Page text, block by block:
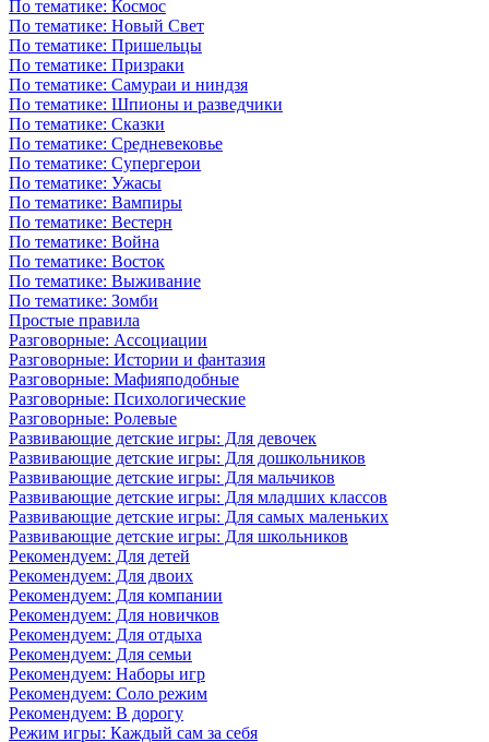
По тематике: Космос
По тематике: Новый Свет
По тематике: Пришельцы
По тематике: Призраки
По тематике: Самураи и ниндзя
По тематике: Шпионы и разведчики
По тематике: Сказки
По тематике: Средневековье
По тематике: Супергерои
По тематике: Ужасы
По тематике: Вампиры
По тематике: Вестерн
По тематике: Война
По тематике: Восток
По тематике: Выживание
По тематике: Зомби
Простые правила
Разговорные: Ассоциации
Разговорные: Истории и фантазия
Разговорные: Мафияподобные
Разговорные: Психологические
Разговорные: Ролевые
Развивающие детские игры: Для девочек
Развивающие детские игры: Для дошкольников
Развивающие детские игры: Для мальчиков
Развивающие детские игры: Для младших классов
Развивающие детские игры: Для самых маленьких
Развивающие детские игры: Для школьников
Рекомендуем: Для детей
Рекомендуем: Для двоих
Рекомендуем: Для компании
Рекомендуем: Для новичков
Рекомендуем: Для отдыха
Рекомендуем: Для семьи
Рекомендуем: Наборы игр
Рекомендуем: Соло режим
Рекомендуем: В дорогу
Режим игры: Каждый сам за себя